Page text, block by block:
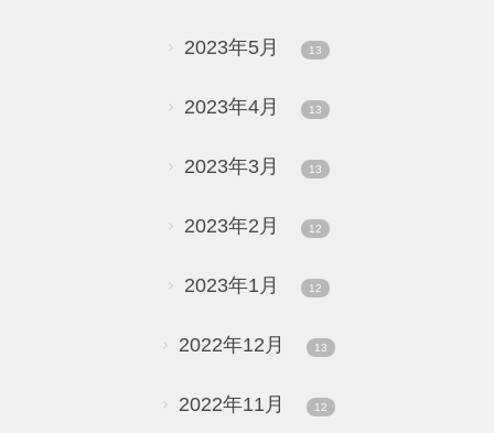
2023年5月 13
2023年4月 13
2023年3月 13
2023年2月 12
2023年1月 12
2022年12月 13
2022年11月 12